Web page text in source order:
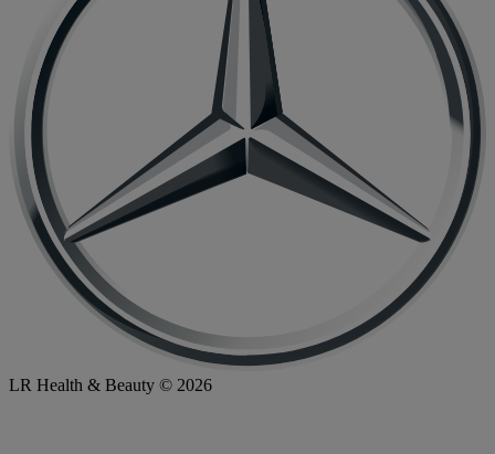
LR Health & Beauty © 2026